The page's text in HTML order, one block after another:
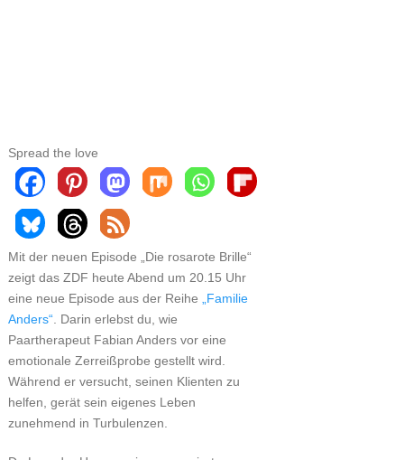
Spread the love
Mit der neuen Episode „Die rosarote Brille“
zeigt das ZDF heute Abend um 20.15 Uhr
eine neue Episode aus der Reihe
„Familie
Anders“. Darin erlebst du, wie
Paartherapeut Fabian Anders vor eine
emotionale Zerreißprobe gestellt wird.
Während er versucht, seinen Klienten zu
helfen, gerät sein eigenes Leben
zunehmend in Turbulenzen.